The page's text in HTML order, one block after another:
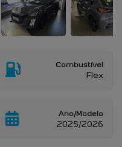
Combustível
Flex
Ano/Modelo
2025/2026